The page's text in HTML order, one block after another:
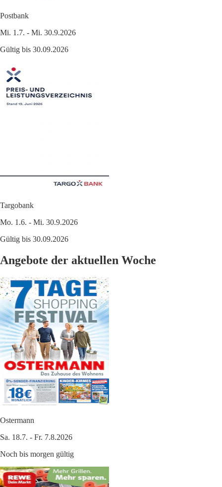
Postbank
Mi. 1.7. - Mi. 30.9.2026
Gültig bis 30.09.2026
Targobank
Mo. 1.6. - Mi. 30.9.2026
Gültig bis 30.09.2026
Angebote der aktuellen Woche
Ostermann
Sa. 18.7. - Fr. 7.8.2026
Noch bis morgen gültig